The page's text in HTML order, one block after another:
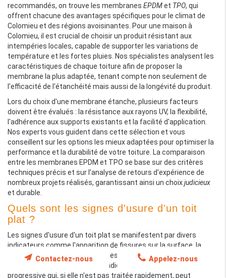
recommandés, on trouve les membranes EPDMet TPO, qui
offrent chacune des avantages spécifiques pour le climat de
Colomieu et des régions avoisinantes. Pour une maison à
Colomieu, il est crucial de choisir un produit résistant aux
intempéries locales, capable de supporter les variations de
température et les fortes pluies. Nos spécialistes analysent les
caractéristiques de chaque toiture afin de proposer la
membrane la plus adaptée, tenant compte non seulement de
l'efficacité de l'étanchéité mais aussi de la longévité du produit.
Lors du choix d'une membrane étanche, plusieurs facteurs
doivent être évalués : la résistance aux rayons UV, la flexibilité,
l'adhérence aux supports existants et la facilité d'application.
Nos experts vous guident dans cette sélection et vous
conseillent sur les options les mieux adaptées pour optimiser la
performance et la durabilité de votre toiture. La comparaison
entre les membranes EPDM et TPO se base sur des critères
techniques précis et sur l'analyse de retours d'expérience de
nombreux projets réalisés, garantissant ainsi un choixjudicieux
et durable.
Quels sont les signes d'usure d'un toit
plat ?
Les signes d'usure d'un toit plat se manifestent par divers
indicateurs comme l'apparition de fissures sur la surface, la
formation de bulles ou encore des décollements partiels du
revêtement. Ces symptômes indiquent une dégradation
progressive qui, si elle n'est pas traitée rapidement, peut
Appelez-nous
Contactez-nous